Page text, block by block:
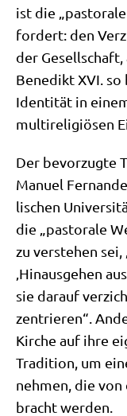
ist die
for­dert: den
der Gesell­schaft,
Bene­dikt XVI.
Iden­ti­tät in
mul­ti­re­li­giö­sen
Der bevor­zug­te
Manu­el
li­schen
die „pasto­ra­le
zu ver­ste­hen sei,
‚Hin­aus­ge­hen
sie dar­auf
zen­trie­ren“.
Kir­che auf ihre
Tra­di­ti­on, um
neh­men, die
bracht werden.